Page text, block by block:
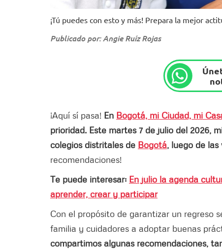
¡Tú puedes con esto y más! Prepara la mejor
Publicado por: Angie Ruíz Rojas
¡Aquí sí pasa! En Bogotá, mi Ciudad, mi
prioridad. Este martes 7 de julio del 2026,
colegios distritales de Bogotá, luego de
recomendaciones!
Te puede interesar: En julio la agenda
aprender, crear y participar
Con el propósito de garantizar un regreso
familia y cuidadores a adoptar buenas
compartimos algunas recomendaciones,